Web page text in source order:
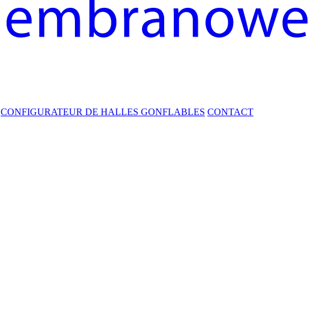
CONFIGURATEUR DE HALLES GONFLABLES CONTACT